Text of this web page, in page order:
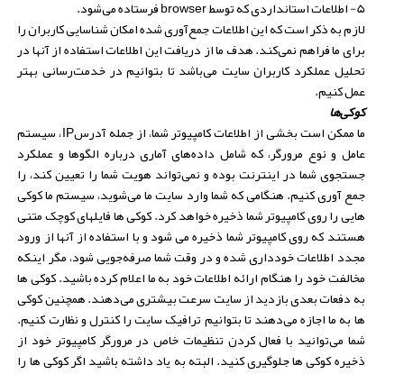
5- اطلاعات استانداردی که توسط
browserفرستاده می‌شود.
لازم به ذکر است که این اطلاعات جمع‌آوری شده امکان شناسایی کاربران را
برای ما فراهم نمی‌کند. هدف ما از دریافت این اطلاعات استفاده از آنها در
تحلیل عملکرد کاربران سایت می‌باشد تا بتوانیم در خدمت‌رسانی بهتر
عمل کنیم.
کوکی‌ها
ما ممکن است بخشی از اطلاعات کامپیوتر شما، از جمله آدرسIP، سیستم
عامل و نوع مرورگر، که شامل داده‌های آماری درباره الگوها و عملکرد
جستجوی شما در اینترنت بوده و نمی‌تواند هویت شما را تعیین کند، را
جمع آوری کنیم. هنگامی که شما وارد سایت ما می‌شوید، سیستم ما کوکی
هایی را روی کامپیوتر شما ذخیره خواهد کرد. کوکی ها فایلهای کوچک متنی
هستند که روی کامپیوتر شما ذخیره می شود و با استفاده از آنها از ورود
مجدد اطلاعات خودداری شده و در وقت شما صرفه‌جویی شود، مگر اینکه
مخالفت خود را هنگام ارائه اطلاعات خود به ما اعلام کرده باشید. کوکی ها
به دفعات بعدی بازدید از سایت سرعت بیشتری می‌دهند. همچنین کوکی
ها به ما اجازه می‌دهند تا بتوانیم ترافیک سایت را کنترل و نظارت کنیم.
شما می‌توانید با فعال کردن تنظیمات خاص در مرورگر کامپیوتر خود از
ذخیره کوکی ها جلوگیری کنید. البته به یاد داشته باشید اگر کوکی ها را